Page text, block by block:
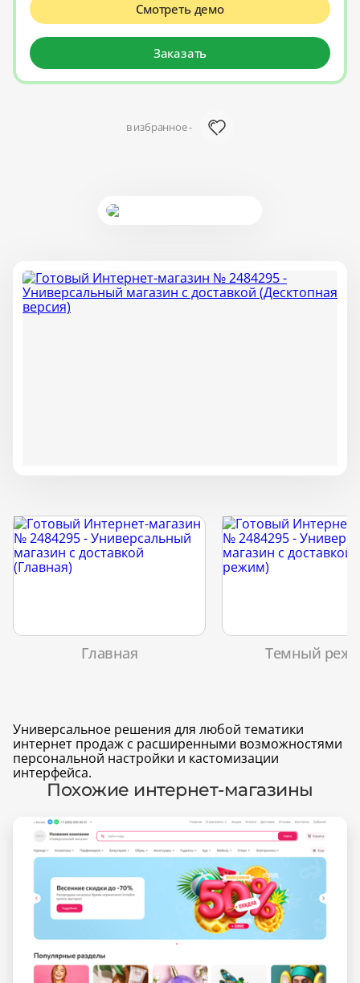
в избранное -
Смотреть демо
Заказать
Главная Темный
Универсальное решения для любой тематики
интернет продаж с расширенными возможностями
персональной настройки и кастомизации
интерфейса.
Похожие интернет-магазины